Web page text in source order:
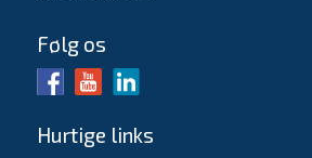
Følg os
Hurtige links